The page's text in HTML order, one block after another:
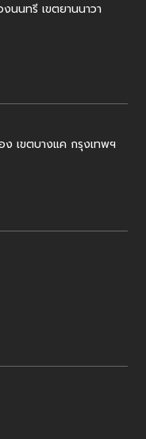
นนทรี เขตยานนาวา
เขตบางแค กรุงเทพฯ